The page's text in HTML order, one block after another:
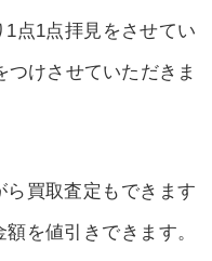
点1点拝見をさせてい
つけさせていただきま
買取査定もできます
を値引きできます。